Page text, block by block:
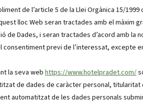
de l’article 5 de la Llei Orgànica 15/
lloc Web seran tractades amb el màxim
de Dades, i seran tractades d’acord amb la
consentiment previ de l’interessat, excepte
la seva web https://www.hotelpradet.com/
de dades de caràcter personal, titularitat
automatitzat de les dades personals